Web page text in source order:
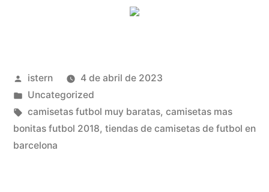
Publicado
por
istern
4 de abril de 2023
Publicado
en
Uncategorized
Etiquetas:
camisetas futbol muy baratas, camisetas mas
bonitas futbol 2018, tiendas de camisetas de futbol en
barcelona